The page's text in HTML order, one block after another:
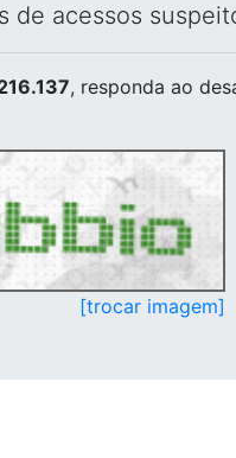
de acessos
, responda ao
[trocar imagem]